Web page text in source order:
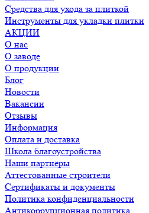
Средства для ухода за плиткой
Инструменты для укладки плитки
АКЦИИ
О нас
О заводе
О продукции
Блог
Новости
Вакансии
Отзывы
Информация
Оплата и доставка
Школа благоустройства
Наши партнёры
Аттестованные строители
Сертификаты и документы
Политика конфиденциальности
Антикоррупционная политика